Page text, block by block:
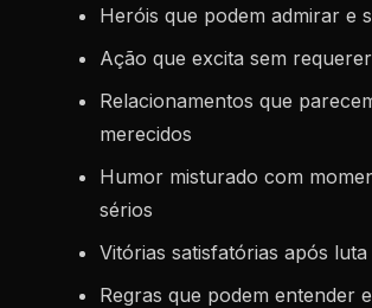
Heróis que podem admirar e
Ação que excita sem
Relacionamentos que
merecidos
Humor misturado com
sérios
Vitórias satisfatórias após
Regras que podem entender e